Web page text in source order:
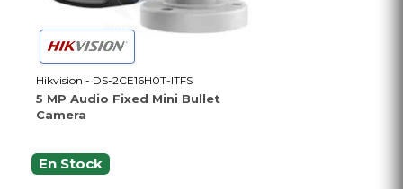
Hikvision - DS-2CE16H0T-ITFS
5 MP Audio Fixed Mini Bullet
Camera
En Stock